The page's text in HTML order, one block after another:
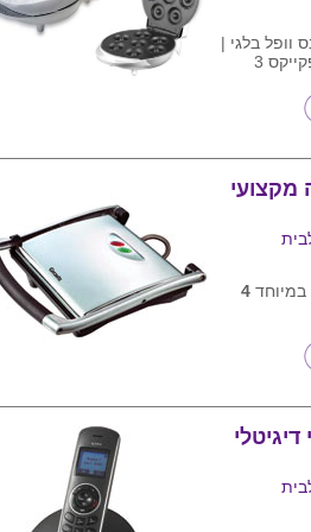
וופל בלגי |
מיני דונאטס וקאפקייקס 3
ע"ג המוצר
מקצועי
4
שכבתי
הניקוי